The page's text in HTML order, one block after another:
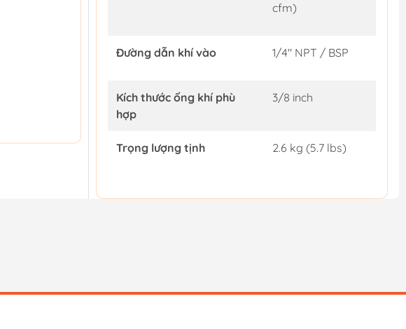
cfm)
Đường dẫn khí vào 1/4" NPT / BSP
Kích thước ống khí phù
hợp
3/8 inch
Trọng lượng tịnh 2.6 kg (5.7 lbs)